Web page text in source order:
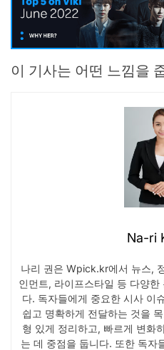
이 기사는 어떤 느낌을
Na-ri
나리 권은 Wpick.kr에서 뉴스,
인먼트, 라이프스타일 등 다양
다. 독자들에게 중요한 시사 이
쉽고 명확하게 전달하는 것을
형 있게 정리하고, 빠르게 변화
는 데 중점을 둡니다. 또한 독자